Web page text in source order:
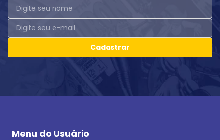
Cadastrar
Menu do Usuário